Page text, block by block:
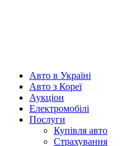
Авто в Україні
Авто з Кореї
Аукціон
Електромобілі
Послуги
Купівля авто
Страхування